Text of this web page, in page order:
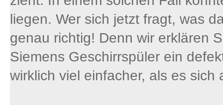
liegen. Wer sich jetzt fragt, was
genau richtig! Denn wir erklären
Siemens Geschirrspüler ein
wirklich viel einfacher, als es sich